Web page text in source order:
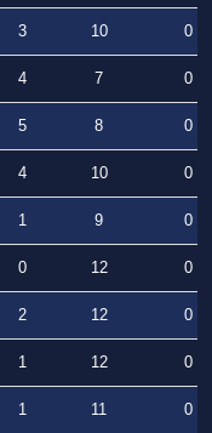
3 10
0
4 7
0
5 8
0
4 10
0
1 9
0
0 12
0
2 12
0
1 12
0
1 11
0